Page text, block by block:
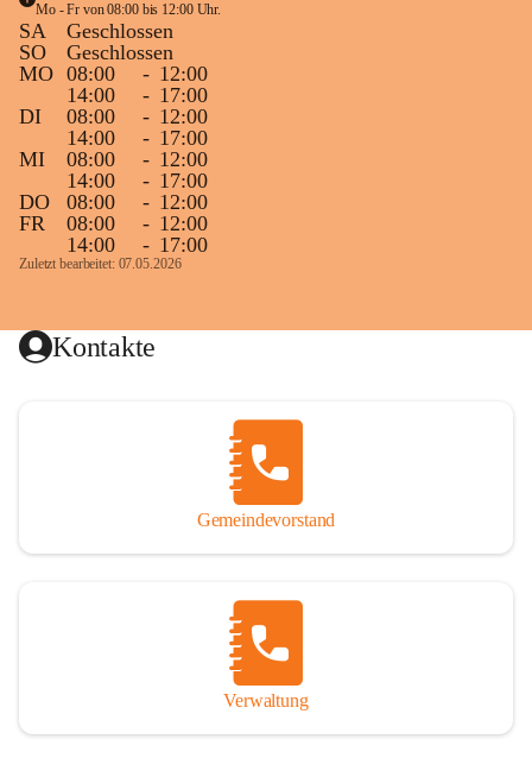
Mo - Fr von 08:00 bis 12:00 Uhr.
SA
Geschlossen
SO
Geschlossen
MO 08:00 - 12:00
14:00
- 17:00
DI
08:00 - 12:00
14:00
- 17:00
MI
08:00 - 12:00
14:00
- 17:00
DO
08:00 - 12:00
FR
08:00 - 12:00
14:00
- 17:00
Zuletzt bearbeitet: 07.05.2026
Kontakte
Gemeindevorstand
Verwaltung